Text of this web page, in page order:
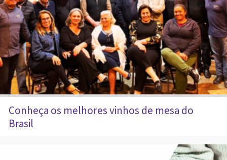
Conheça os melhores vinhos de mesa do
Brasil